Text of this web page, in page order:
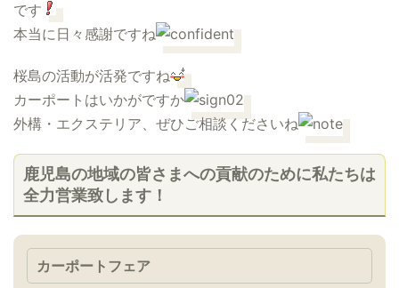
です
本当に日々感謝ですね
桜島の活動が活発ですね
カーポートはいかがですか
外構・エクステリア、ぜひご相談くださいね
鹿児島の地域の皆さまへの貢献のために私たちは
全力営業致します！
カーポートフェア